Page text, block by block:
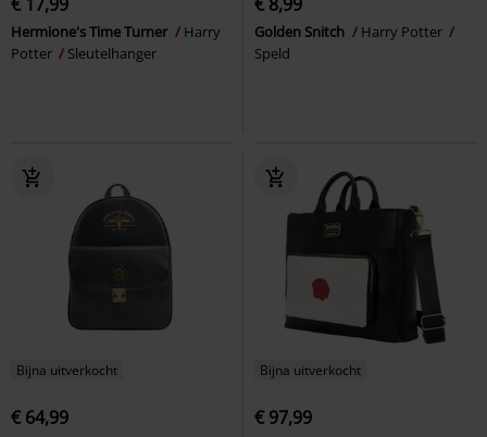
Hermione's Time Turner
Harry
Potter
Sleutelhanger
Golden Snitch
Harry Potter
Speld
Bijna uitverkocht
€ 64,99
Bijna uitverkocht
€ 97,99